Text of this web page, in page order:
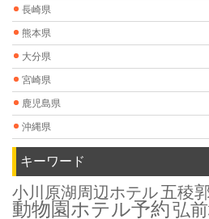
長崎県
熊本県
大分県
宮崎県
鹿児島県
沖縄県
キーワード
小川原湖周辺ホテル五稜
動物園ホテル予約弘